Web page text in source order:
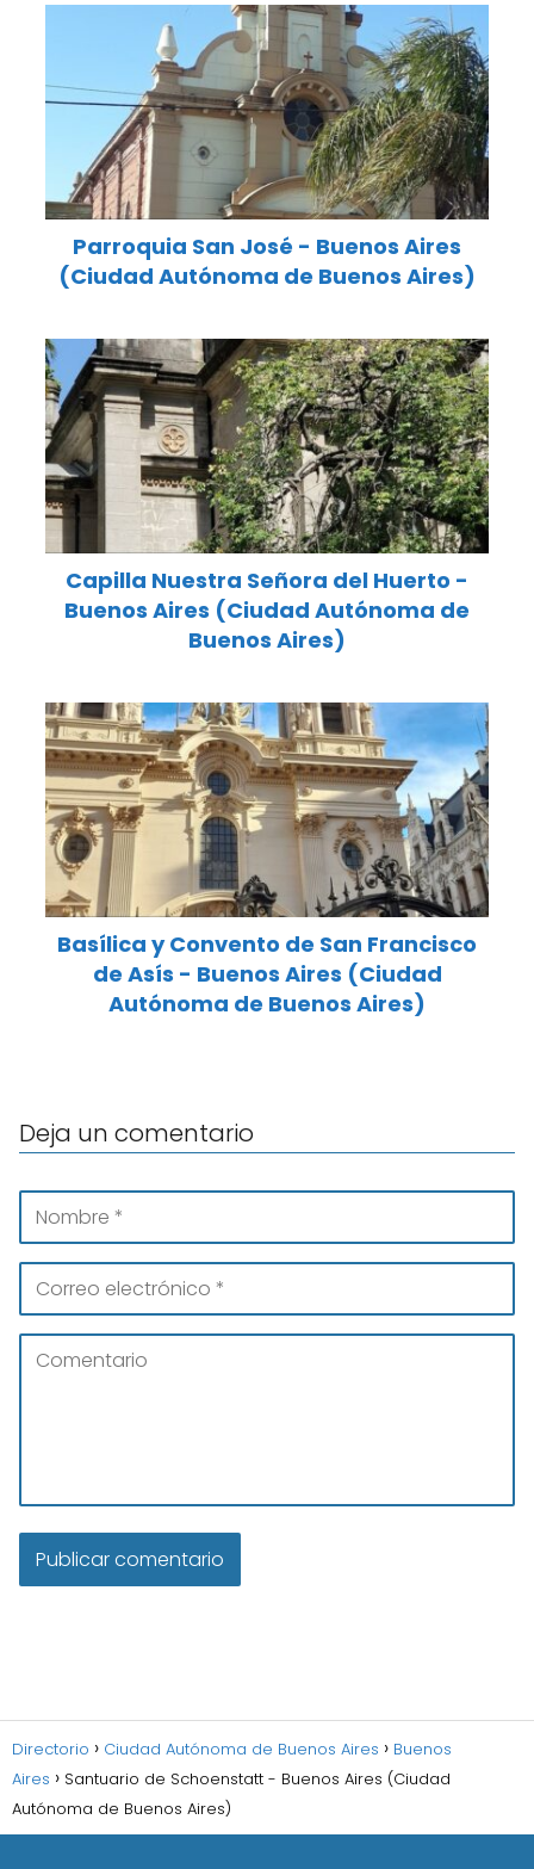
Parroquia San José - Buenos Aires
(Ciudad Autónoma de Buenos Aires)
Capilla Nuestra Señora del Huerto -
Buenos Aires (Ciudad Autónoma de
Buenos Aires)
Basílica y Convento de San Francisco
de Asís - Buenos Aires (Ciudad
Autónoma de Buenos Aires)
Deja un comentario
Directorio Ciudad Autónoma de Buenos Aires
Buenos
Aires
Santuario de Schoenstatt - Buenos Aires (Ciudad
Autónoma de Buenos Aires)